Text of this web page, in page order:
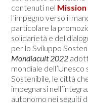
contenuti nel
l’impegno verso il
particolare la
solidarietà e del
per lo Sviluppo
Mondiacult 2022
mondiale
Sostenibile, le città
impegnarsi
autonomo nei seguiti